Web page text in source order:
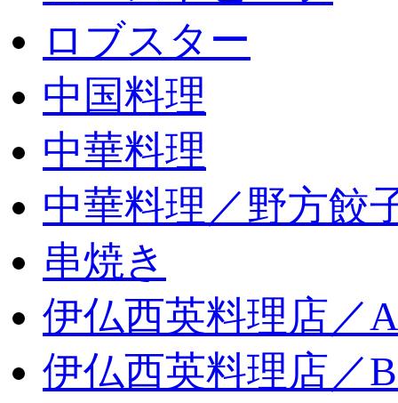
ロブスター
中国料理
中華料理
中華料理／野方餃
串焼き
伊仏西英料理店／
伊仏西英料理店／